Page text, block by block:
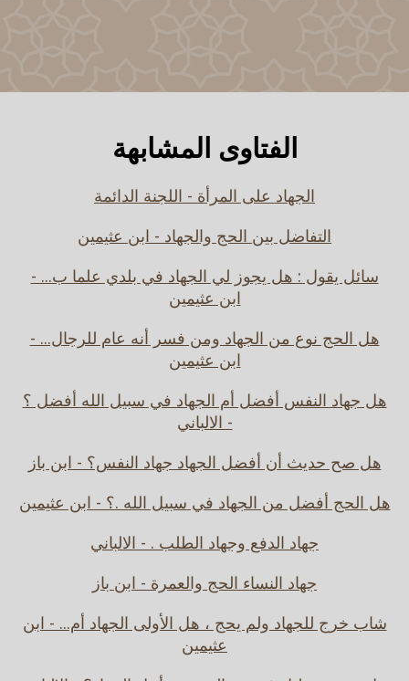
الفتاوى المشابهة
الجهاد على المرأة - اللجنة الدائمة
التفاضل بين الحج والجهاد - ابن عثيمين
سائل يقول : هل يجوز لي الجهاد في بلدي علما ب... -
ابن عثيمين
هل الحج نوع من الجهاد ومن فسر أنه عام للرجال... -
ابن عثيمين
هل جهاد النفس أفضل أم الجهاد في سبيل الله أفضل ؟
- الالباني
هل صح حديث أن أفضل الجهاد جهاد النفس؟ - ابن باز
هل الحج أفضل من الجهاد في سبيل الله .؟ - ابن عثيمين
جهاد الدفع وجهاد الطلب . - الالباني
جهاد النساء الحج والعمرة - ابن باز
شاب خرج للجهاد ولم يحج ، هل الأولى الجهاد أم... - ابن
عثيمين